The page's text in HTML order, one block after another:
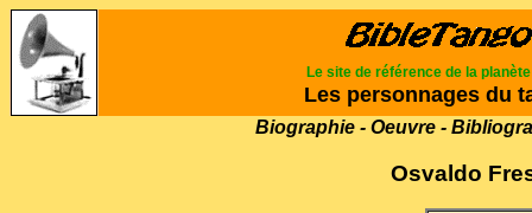
Le site de référence de la planète
Les personnages du
Biographie - Oeuvre -
Osvaldo